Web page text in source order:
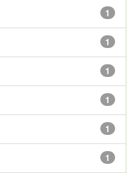
1
1
1
1
1
1